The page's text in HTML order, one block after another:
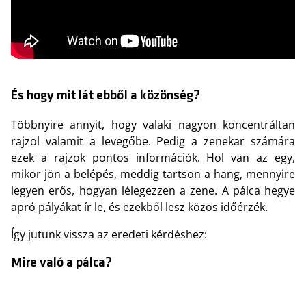
És hogy mit lát ebből a közönség?
Többnyire annyit, hogy valaki nagyon koncentráltan
rajzol valamit a levegőbe. Pedig a zenekar számára
ezek a rajzok pontos információk. Hol van az egy,
mikor jön a belépés, meddig tartson a hang, mennyire
legyen erős, hogyan lélegezzen a zene. A pálca hegye
apró pályákat ír le, és ezekből lesz közös időérzék.
Így jutunk vissza az eredeti kérdéshez:
Mire való a pálca?